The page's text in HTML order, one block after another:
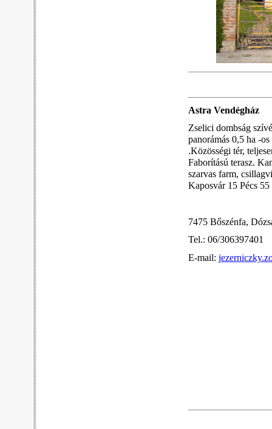
Astra Vendégház
Zselici dombság
panorámás 0,5 ha -
.Közösségi tér,
Faborítású terasz.
szarvas farm,
Kaposvár 15 Pécs
7475 Bőszénfa,
Tel.: 06/306397401
E-mail: